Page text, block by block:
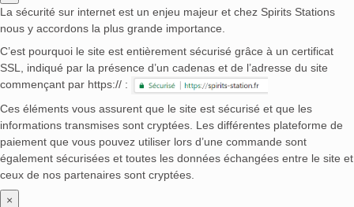
La sécurité sur internet est un enjeu majeur et chez Spirits Stations
nous y accordons la plus grande importance.
C’est pourquoi le site est entièrement sécurisé grâce à un certificat
SSL, indiqué par la présence d’un cadenas et de l’adresse du site
commençant par https:// :
Ces éléments vous assurent que le site est sécurisé et que les
informations transmises sont cryptées. Les différentes plateforme de
paiement que vous pouvez utiliser lors d’une commande sont
également sécurisées et toutes les données échangées entre le site et
ceux de nos partenaires sont cryptées.
×